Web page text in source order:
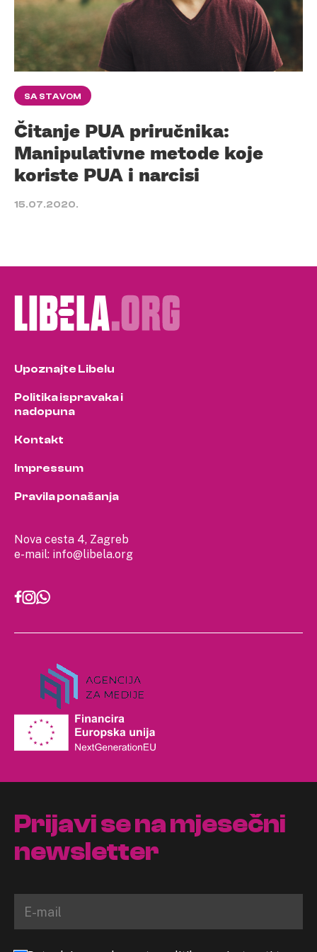
SA STAVOM
Čitanje PUA priručnika:
Manipulativne metode koje
koriste PUA i narcisi
15.07.2020.
Nova cesta 4, Zagreb
e-mail: info@libela.org
Upoznajte Libelu
Politika ispravaka i
nadopuna
Kontakt
Impressum
Pravila ponašanja
Prijavi se na mjesečni
newsletter